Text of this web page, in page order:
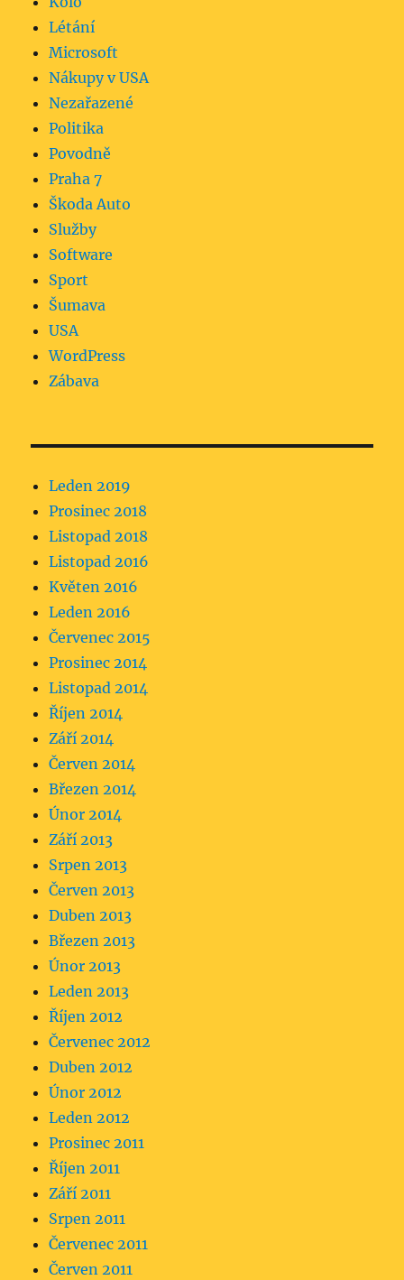
Létání
Microsoft
Nákupy v USA
Nezařazené
Politika
Povodně
Praha 7
Škoda Auto
Služby
Software
Sport
Šumava
USA
WordPress
Zábava
Leden 2019
Prosinec 2018
Listopad 2018
Listopad 2016
Květen 2016
Leden 2016
Červenec 2015
Prosinec 2014
Listopad 2014
Říjen 2014
Září 2014
Červen 2014
Březen 2014
Únor 2014
Září 2013
Srpen 2013
Červen 2013
Duben 2013
Březen 2013
Únor 2013
Leden 2013
Říjen 2012
Červenec 2012
Duben 2012
Únor 2012
Leden 2012
Prosinec 2011
Říjen 2011
Září 2011
Srpen 2011
Červenec 2011
Červen 2011